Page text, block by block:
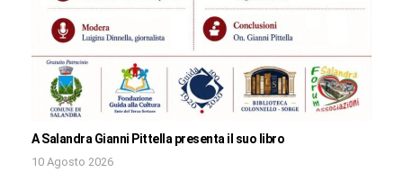
A Salandra Gianni Pittella presenta il suo libro
10 Agosto 2026